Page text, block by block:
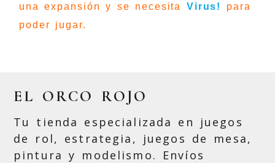
una expansión y se necesita
Virus!
para
poder jugar.
EL ORCO ROJO
Tu tienda especializada en juegos
de rol, estrategia, juegos de mesa,
pintura y modelismo. Envíos